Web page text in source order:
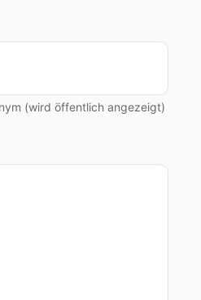
(wird öffentlich angezeigt)